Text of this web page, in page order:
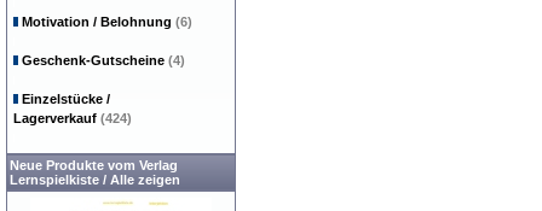
Motivation / Belohnung (6)
Geschenk-Gutscheine (4)
Einzelstücke /
Lagerverkauf (424)
Neue Produkte vom Verlag
Lernspielkiste / Alle zeigen